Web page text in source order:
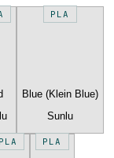
PLA
Blue (Klein Blue)
Sunlu
PLA PLA